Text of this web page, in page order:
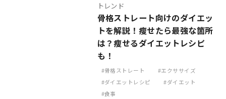
トレンド
骨格ストレート向けのダイエッ
トを解説！瘦せたら最強な箇所
は？瘦せるダイエットレシピ
も！
骨格ストレート
エクササイズ
ダイエットレシピ
ダイエット
食事